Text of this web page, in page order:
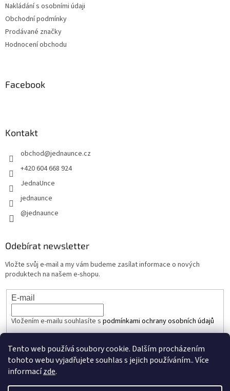
Tento web používá soubory cookie. Dalším procházením
tohoto webu vyjadřujete souhlas s jejich používáním.. Více
informacízde.
Nakládání s osobními údaji
Obchodní podmínky
Prodávané značky
Hodnocení obchodu
Facebook
Kontakt
obchod@jednaunce.cz
+420 604 668 924
JednaUnce
jednaunce
@jednaunce
Odebírat newsletter
Vložte svůj e-mail a my vám budeme zasílat informace o nových
produktech na našem e-shopu.
E-mail
Vložením e-mailu souhlasíte s podmínkami ochrany osobních údajů
PŘIHLÁSIT SE